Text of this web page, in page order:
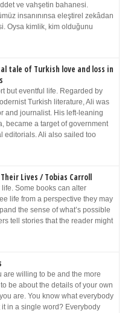
ve vahşetin bahanesi.
insanınınsa eleştirel zekâdan
Oysa kimlik, kim olduğunu
tale of Turkish love and loss in
but eventful life. Regarded by
Turkish literature, Ali was
and journalist. His left-leaning
became a target of government
editorials. Ali also sailed too
Lives / Tobias Carroll
Some books can alter
life from a perspective they may
the sense of what’s possible
tell stories that the reader might
are willing to be and the more
be about the details of your own
are. You know what everybody
in a single word? Everybody